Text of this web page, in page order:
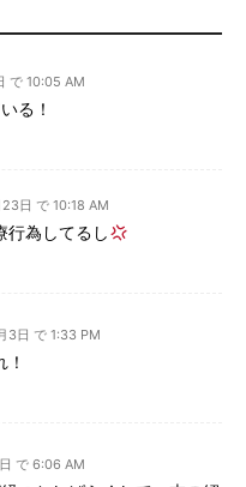
で 10:05 AM
る！
日 で 10:18 AM
行為してるし
3日 で 1:33 PM
で 6:06 AM